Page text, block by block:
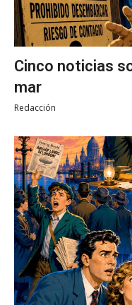
Cinco noticias
mar
Redacción